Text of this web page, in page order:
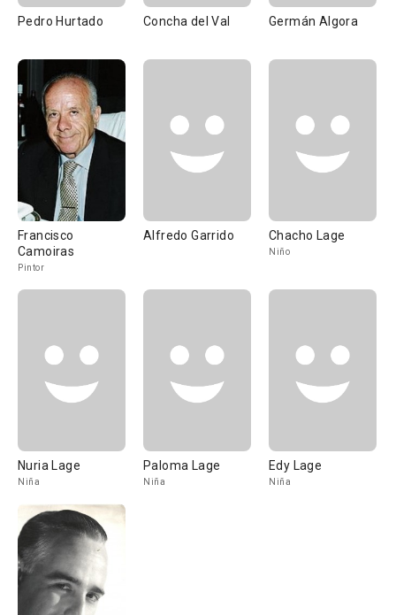
Pedro Hurtado Concha del Val Germán Algora
Francisco
Camoiras
Pintor
Alfredo Garrido Chacho Lage
Niño
Nuria Lage
Niña
Paloma Lage
Niña
Edy Lage
Niña